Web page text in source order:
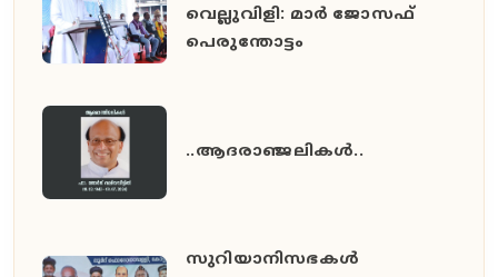
വെല്ലുവിളി: മാർ ജോസഫ്
പെരുന്തോട്ടം
..ആദരാഞ്ജലികൾ..
സുറിയാനിസഭകൾ